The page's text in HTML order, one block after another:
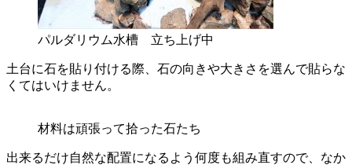
パルダリウム水槽 立ち上げ中
土台に石を貼り付ける際、石の向きや大きさを選んで貼らな
くてはいけません。
材料は頑張って拾った石たち
出来るだけ自然な配置になるよう何度も組み直すので、なか